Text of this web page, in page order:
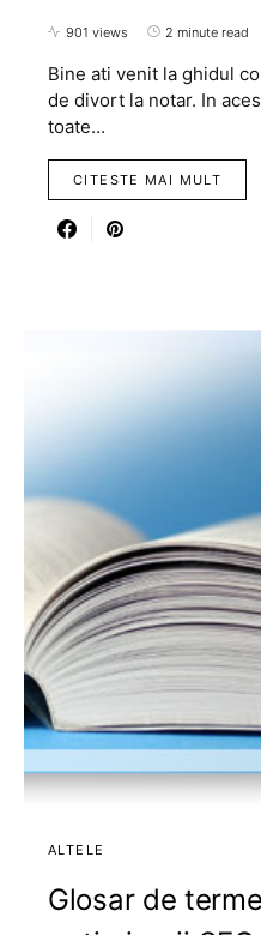
901 views 2 minute read
Bine ati venit la ghidul
de divort la notar. In
toate…
CITESTE MAI MULT
ALTELE
Glosar de